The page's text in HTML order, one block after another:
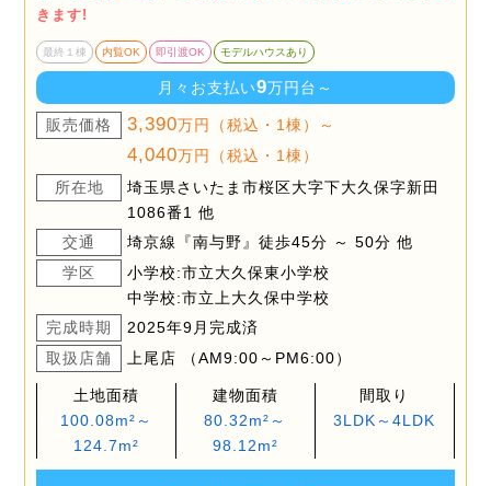
きます!
最終１棟 内覧OK 即引渡OK モデルハウスあり
月々お支払い9万円台～
販売価格 3,390万円（税込・1棟）～
4,040万円（税込・1棟）
所在地
埼玉県さいたま市桜区大字下大久保字新田
1086番1 他
交通
埼京線『南与野』徒歩45分 ～ 50分 他
学区
小学校:市立大久保東小学校
中学校:市立上大久保中学校
完成時期
2025年9月完成済
取扱店舗
上尾店 （AM9:00～PM6:00）
土地面積
100.08m²～
124.7m²
建物面積
80.32m²～
98.12m²
間取り
3LDK～4LDK